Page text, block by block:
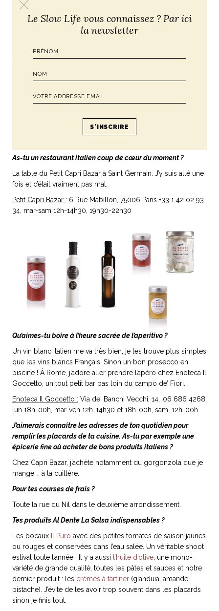
As-tu une œnothèque où acheter du bon vin italien ?
Je trouve que nos amis de chez Capri Bazar travaillent très
Capri Bazar : 83 Rue du Faubourg Saint-Denis, 75010 Paris,
Une référence de vin italien qui te plait ?
As-tu un restaurant italien coup de cœur du moment ?
La table du Petit Capri Bazar à Saint Germain. J’y suis allé une
fois et c’était vraiment pas mal.
Petit Capri Bazar : 6 Rue Mabillon, 75006 Paris +33 1 42 02 93
34, mar-sam 12h-14h30, 19h30-22h30
Qu’aimes-tu boire à l’heure sacrée de l’aperitivo ?
Un vin blanc Italien me va très bien, je les trouve plus simples
que les vins blancs Français. Sinon un bon prosecco en
piscine ! À Rome, j’adore aller prendre l’apéro chez Enoteca Il
Goccetto, un tout petit bar pas loin du campo de’ Fiori.
Enoteca Il Goccetto : Via dei Banchi Vecchi, 14,
06 686 4268,
lun 18h-00h, mar-ven 12h-14h30 et 18h-00h, sam. 12h-00h
J’aimerais connaître les adresses de ton quotidien pour
remplir les placards de ta cuisine. As-tu par exemple une
épicerie fine où acheter de bons produits italiens ?
Chez Capri Bazar, j’achète notamment du gorgonzola que je
mange … à la cuillère.
Pour tes courses de frais ?
Toute la rue du Nil dans le deuxième arrondissement.
Tes produits Al Dente La Salsa indispensables ?
Les bocaux
Il Puro avec des petites tomates de saison jaunes
ou rouges et conservées dans l’eau salée. Un véritable shoot
estival toute l’année ! Il y a aussi l’huile d’olive , une mono-
variété de grande qualité, toutes les pâtes et sauces et notre
dernier produit : les crèmes à tartiner (gianduia, amande,
pistache). J’évite de les avoir trop souvent dans les placards
sinon je finis tout.
Le Slow Life vous connaissez ? Par ici
la newsletter